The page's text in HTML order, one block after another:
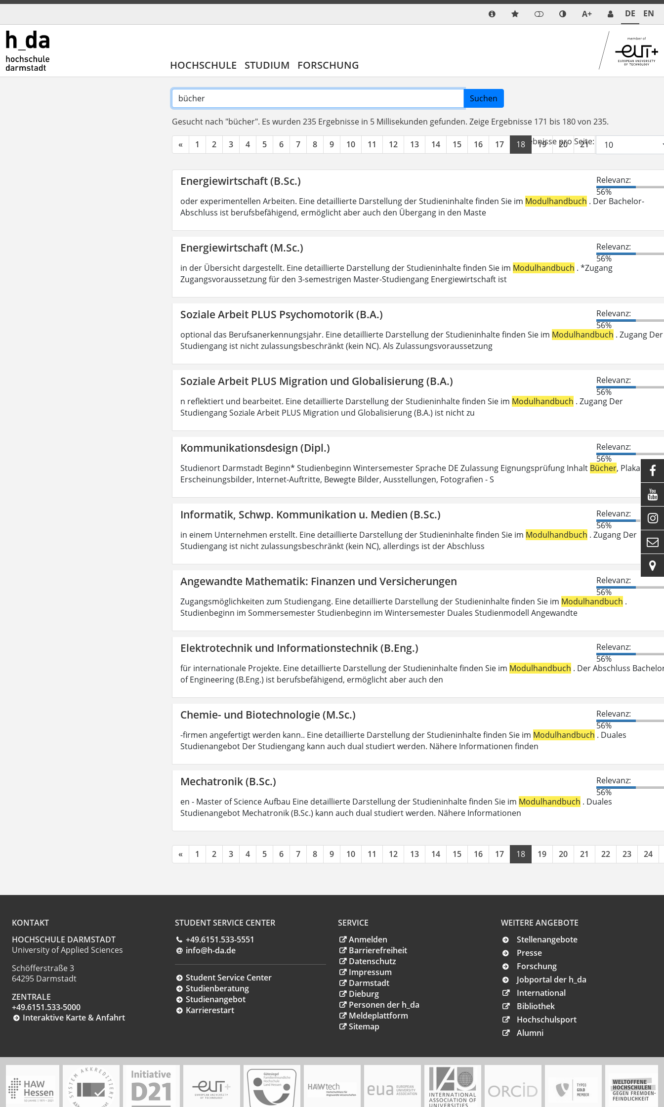
A+ DE EN
HOCHSCHULE STUDIUM FORSCHUNG
Suchen
Gesucht nach "bücher". Es wurden 235 Ergebnisse in 5 Millisekunden gefunden. Zeige Ergebnisse 171 bis 180 von 235.
« 1 2 3 4 5 6 7 8 9 10 11 12 13 14 15 16 17 18 19 20 21 22
Ergebnisse pro Seite:
Energiewirtschaft (B.Sc.)
Relevanz:
56%
oder experimentellen Arbeiten. Eine detaillierte Darstellung der Studieninhalte finden Sie im Modulhandbuch . Der Bachelor-
Abschluss ist berufsbefähigend, ermöglicht aber auch den Übergang in den Maste
Energiewirtschaft (M.Sc.)
Relevanz:
56%
in der Übersicht dargestellt. Eine detaillierte Darstellung der Studieninhalte finden Sie im Modulhandbuch . *Zugang
Zugangsvoraussetzung für den 3-semestrigen Master-Studiengang Energiewirtschaft ist
Soziale Arbeit PLUS Psychomotorik (B.A.)
Relevanz:
56%
optional das Berufsanerkennungsjahr. Eine detaillierte Darstellung der Studieninhalte finden Sie im Modulhandbuch . Zugang Der
Studiengang ist nicht zulassungsbeschränkt (kein NC). Als Zulassungsvoraussetzung
Soziale Arbeit PLUS Migration und Globalisierung (B.A.)
Relevanz:
56%
n reflektiert und bearbeitet. Eine detaillierte Darstellung der Studieninhalte finden Sie im Modulhandbuch . Zugang Der
Studiengang Soziale Arbeit PLUS Migration und Globalisierung (B.A.) ist nicht zu
Kommunikationsdesign (Dipl.)
Relevanz:
56%
Studienort Darmstadt Beginn* Studienbeginn Wintersemester Sprache DE Zulassung Eignungsprüfung Inhalt Bücher, Plakate,
Erscheinungsbilder, Internet-Auftritte, Bewegte Bilder, Ausstellungen, Fotografien - S
Informatik, Schwp. Kommunikation u. Medien (B.Sc.)
Relevanz:
56%
in einem Unternehmen erstellt. Eine detaillierte Darstellung der Studieninhalte finden Sie im Modulhandbuch . Zugang Der
Studiengang ist nicht zulassungsbeschränkt (kein NC), allerdings ist der Abschluss
Angewandte Mathematik: Finanzen und Versicherungen
Relevanz:
56%
Zugangsmöglichkeiten zum Studiengang. Eine detaillierte Darstellung der Studieninhalte finden Sie im Modulhandbuch .
Studienbeginn im Sommersemester Studienbeginn im Wintersemester Duales Studienmodell Angewandte
Elektrotechnik und Informationstechnik (B.Eng.)
Relevanz:
56%
für internationale Projekte. Eine detaillierte Darstellung der Studieninhalte finden Sie im Modulhandbuch . Der Abschluss
of Engineering (B.Eng.) ist berufsbefähigend, ermöglicht aber auch den
Chemie- und Biotechnologie (M.Sc.)
Relevanz:
56%
-firmen angefertigt werden kann.. Eine detaillierte Darstellung der Studieninhalte finden Sie im Modulhandbuch . Duales
Studienangebot Der Studiengang kann auch dual studiert werden. Nähere Informationen finden
Mechatronik (B.Sc.)
Relevanz:
56%
en - Master of Science Aufbau Eine detaillierte Darstellung der Studieninhalte finden Sie im Modulhandbuch . Duales
Studienangebot Mechatronik (B.Sc.) kann auch dual studiert werden. Nähere Informationen
« 1 2 3 4 5 6 7 8 9 10 11 12 13 14 15 16 17 18 19 20 21 22 23 24
KONTAKT
HOCHSCHULE DARMSTADT
University of Applied Sciences
Schöfferstraße 3
64295 Darmstadt
ZENTRALE
+49.6151.533-5000
Interaktive Karte & Anfahrt
STUDENT SERVICE CENTER
+49.6151.533-5551
info@h-da.de
Student Service Center
Studienberatung
Studienangebot
Karrierestart
SERVICE
Anmelden
Barrierefreiheit
Datenschutz
Impressum
Darmstadt
Dieburg
Personen der h_da
Meldeplattform
Sitemap
WEITERE ANGEBOTE
Stellenangebote
Presse
Forschung
Jobportal der h_da
International
Bibliothek
Hochschulsport
Alumni




